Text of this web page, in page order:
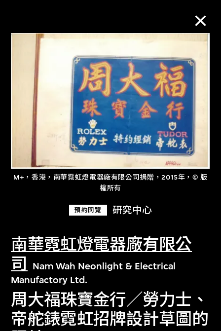
M+，香港，南華霓虹燈電器廠有限公司捐贈，2015年，© 版
權所有
預約閱覽 研究中心
南華霓虹燈電器廠有限公
司
Nam Wah Neonlight & Electrical
Manufactory Ltd.
周大福珠寶金行／勞力士、
帝舵錶霓虹招牌設計草圖的
M+藏品
進一步篩選 搜索
關於M+藏品
探索世界頂級的二十及二十一世紀視覺